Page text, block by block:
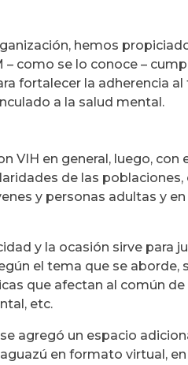
hemos
como se lo conoce –
fortalecer la adherencia al
a la salud mental.
VIH en general, luego, con
de las poblaciones,
y personas adultas y
y la ocasión sirve para
el tema que se aborde,
que afectan al común de
etc.
agregó un espacio
en formato virtual,